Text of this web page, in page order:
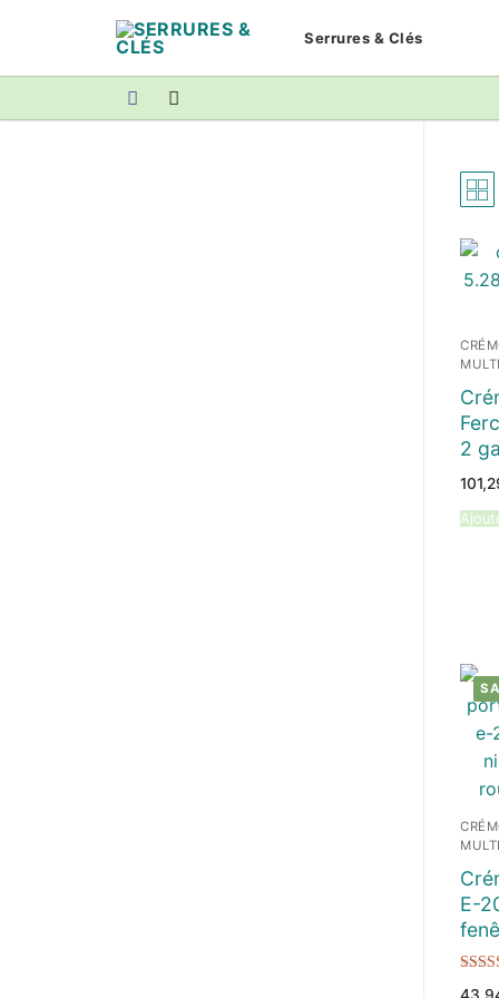
Serrures & Clés
2
E-